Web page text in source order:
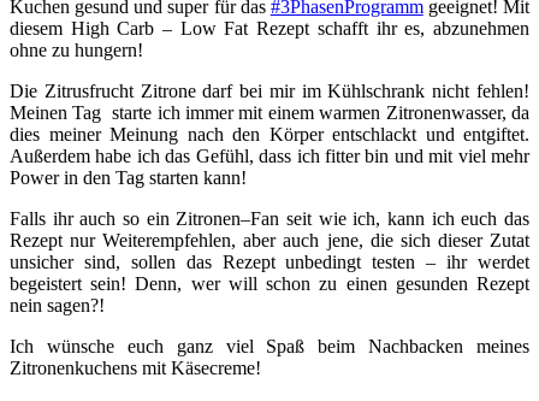
Kuchen gesund und super für das #3PhasenProgrammgeeignet! Mit
diesem High Carb – Low Fat Rezept schafft ihr es, abzunehmen
ohne zu hungern!
Die Zitrusfrucht Zitrone darf bei mir im Kühlschrank nicht fehlen!
Meinen Tag starte ich immer mit einem warmen Zitronenwasser, da
dies meiner Meinung nach den Körper entschlackt und entgiftet.
Außerdem habe ich das Gefühl, dass ich fitter bin und mit viel mehr
Power in den Tag starten kann!
Falls ihr auch so ein Zitronen–Fan seit wie ich, kann ich euch das
Rezept nur Weiterempfehlen, aber auch jene, die sich dieser Zutat
unsicher sind, sollen das Rezept unbedingt testen – ihr werdet
begeistert sein! Denn, wer will schon zu einen gesunden Rezept
nein sagen?!
Ich wünsche euch ganz viel Spaß beim Nachbacken meines
Zitronenkuchens mit Käsecreme!